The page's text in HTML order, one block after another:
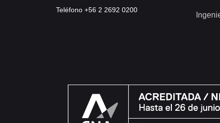
Teléfono +56 2 2692 0200